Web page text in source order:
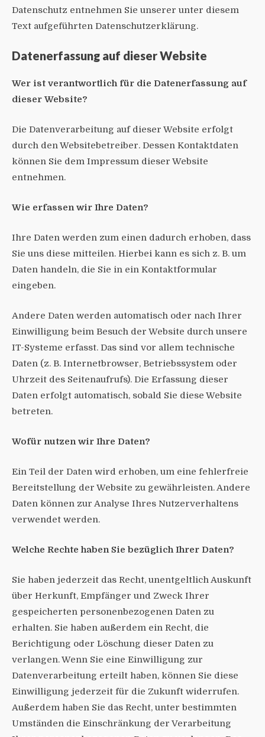
Datenschutz entnehmen Sie unserer unter diesem
Text aufgeführten Datenschutzerklärung.
Datenerfassung auf dieser Website
Wer ist verantwortlich für die Datenerfassung auf
dieser Website?
Die Datenverarbeitung auf dieser Website erfolgt
durch den Websitebetreiber. Dessen Kontaktdaten
können Sie dem Impressum dieser Website
entnehmen.
Wie erfassen wir Ihre Daten?
Ihre Daten werden zum einen dadurch erhoben, dass
Sie uns diese mitteilen. Hierbei kann es sich z. B. um
Daten handeln, die Sie in ein Kontaktformular
eingeben.
Andere Daten werden automatisch oder nach Ihrer
Einwilligung beim Besuch der Website durch unsere
IT-Systeme erfasst. Das sind vor allem technische
Daten (z. B. Internetbrowser, Betriebssystem oder
Uhrzeit des Seitenaufrufs). Die Erfassung dieser
Daten erfolgt automatisch, sobald Sie diese Website
betreten.
Wofür nutzen wir Ihre Daten?
Ein Teil der Daten wird erhoben, um eine fehlerfreie
Bereitstellung der Website zu gewährleisten. Andere
Daten können zur Analyse Ihres Nutzerverhaltens
verwendet werden.
Welche Rechte haben Sie bezüglich Ihrer Daten?
Sie haben jederzeit das Recht, unentgeltlich Auskunft
über Herkunft, Empfänger und Zweck Ihrer
gespeicherten personenbezogenen Daten zu
erhalten. Sie haben außerdem ein Recht, die
Berichtigung oder Löschung dieser Daten zu
verlangen. Wenn Sie eine Einwilligung zur
Datenverarbeitung erteilt haben, können Sie diese
Einwilligung jederzeit für die Zukunft widerrufen.
Außerdem haben Sie das Recht, unter bestimmten
Umständen die Einschränkung der Verarbeitung